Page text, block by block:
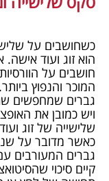
כשחושבים על
הוא זוג ועוד אישה.
חושבים על
המוכר והנפוץ
גברים שמחפשים
ויש כמובן את
שלישייה של זוג
כאשר מדובר על
גברים המעורבים
קיים סיכוי